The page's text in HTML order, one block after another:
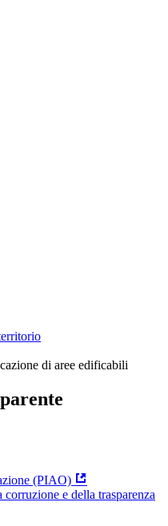
di aree edificabili
(PIAO)
e della trasparenza